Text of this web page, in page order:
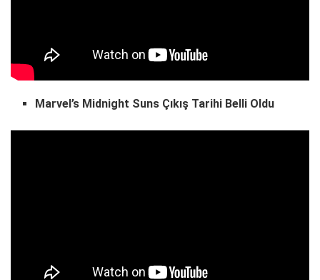
Marvel’s Midnight Suns Çıkış Tarihi Belli Oldu